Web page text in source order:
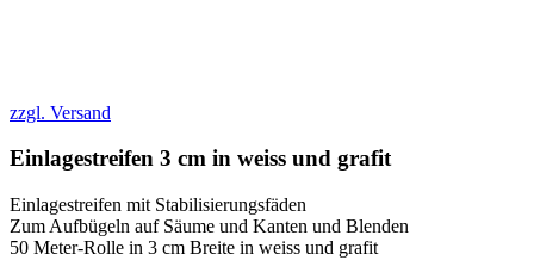
zzgl. Versand
Einlagestreifen 3 cm in weiss und grafit
Einlagestreifen mit Stabilisierungsfäden
Zum Aufbügeln auf Säume und Kanten und Blenden
50 Meter-Rolle in 3 cm Breite in weiss und grafit